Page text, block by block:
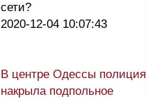
сети?
2020-12-04 10:07:43
В центре Одессы полиция
накрыла подпольное